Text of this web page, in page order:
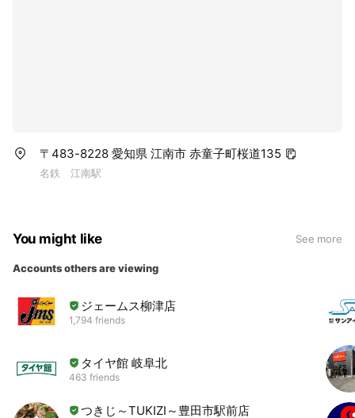
〒483-8228 愛知県 江南市 赤童子町桜道135
名鉄 江南駅
You might like See more
Accounts others are viewing
ジェームス柳津店
1,794 friends
タイヤ館 岐阜北
463 friends
つきじ～TUKIZI～豊田市駅前店